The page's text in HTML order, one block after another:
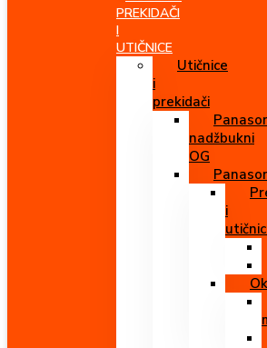
PREKIDAČI
I
UTIČNICE
Utičnice
i
prekidači
nadžbukni
OG
i